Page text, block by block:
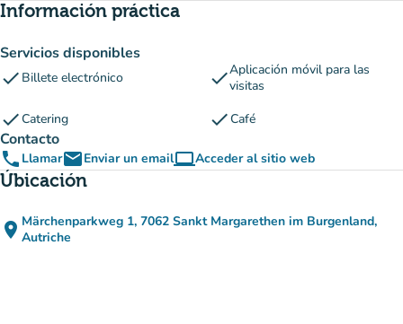
Información práctica
Servicios disponibles
check Billete electrónico checkAplicación móvil para las
visitas
checkCatering checkCafé
Contacto
phone LlamaremailEnviar un emailcomputerAcceder al sitio web
(nueva pestaña)
Úbicación
place Märchenparkweg 1, 7062 Sankt Margarethen im Burgenland,
Autriche